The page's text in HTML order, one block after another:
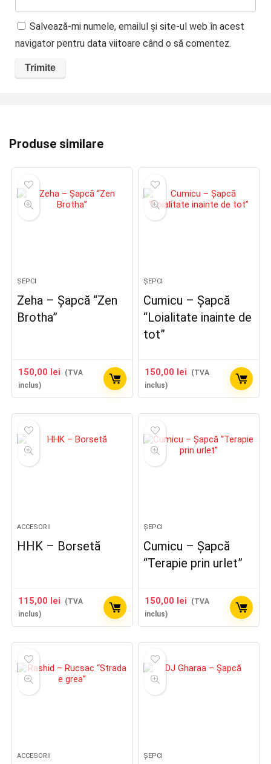
Salvează-mi numele, emailul și site-ul web în acest
navigator pentru data viitoare când o să comentez.
Produse similare
ȘEPCI
Zeha – Șapcă “Zen
Brotha”
150,00 lei
(TVA
inclus)
ȘEPCI
Cumicu – Șapcă
“Loialitate inainte de
tot”
150,00 lei
(TVA
inclus)
ACCESORII
HHK – Borsetă
115,00 lei
(TVA
inclus)
ȘEPCI
Cumicu – Șapcă
“Terapie prin urlet”
150,00 lei
(TVA
inclus)
ACCESORII ȘEPCI